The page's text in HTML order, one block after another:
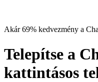
Akár 69% kedvezmény a
Telepítse a
kattintásos